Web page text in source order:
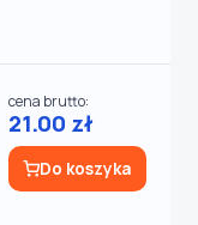
cena brutto:
21.00 zł
Do koszyka